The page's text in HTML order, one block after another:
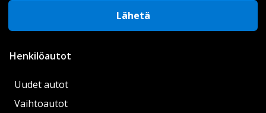
Lähetä
Henkilöautot
Uudet autot
Vaihtoautot